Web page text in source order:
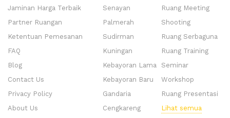
Jaminan Harga Terbaik
Partner Ruangan
Ketentuan Pemesanan
FAQ
Blog
Contact Us
Privacy Policy
About Us
Senayan
Palmerah
Sudirman
Kuningan
Kebayoran Lama
Kebayoran Baru
Gandaria
Cengkareng
Ruang Meeting
Shooting
Ruang Serbaguna
Ruang Training
Seminar
Workshop
Ruang Presentasi
Lihat semua